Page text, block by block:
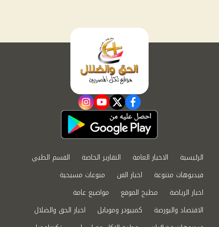
facebook
twitter
youtube
instagram
الرئيسية الاخبار العامة التقارير الخاصة
القسم الطبي
فيديوهات متنوعة
اخبار الفن
منوعات مسيحية
اخبار الرياضة
مطبخ الموقع
مواضيع عامة
الاقتصاد والبورصة
كمبيوتر وموبايل
اخبار الحق والضلال